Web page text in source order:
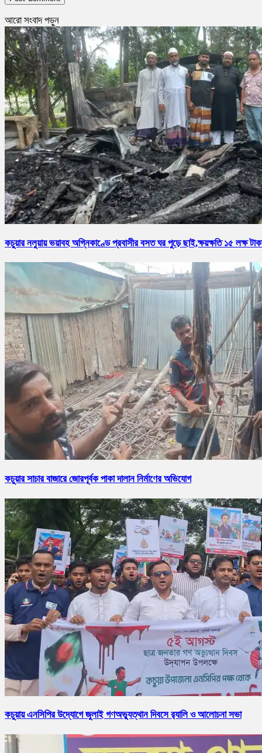
আরো সংবাদ পড়ুন
কচুয়ার নলুয়ায় ভয়াবহ অগ্নিকাণ্ডে প্রবাসীর বসত ঘর পুড়ে ছাই,ক্ষয়ক্ষতি ১৫ লক্ষ
কচুয়ার সাচার বাজারে জোরপূর্বক পাকা দালান নির্মাণের অভিযোগ
কচুয়ায় এনসিপির উদ্যোগে জুলাই গণঅভ্যুত্থান দিবসে র‌্যালি ও আলোচনা সভা